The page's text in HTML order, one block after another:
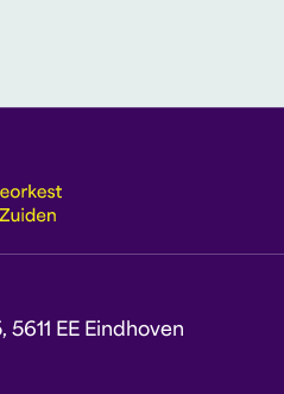
EE Eindhoven